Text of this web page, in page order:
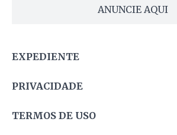
ANUNCIE AQUI
EXPEDIENTE
PRIVACIDADE
TERMOS DE USO